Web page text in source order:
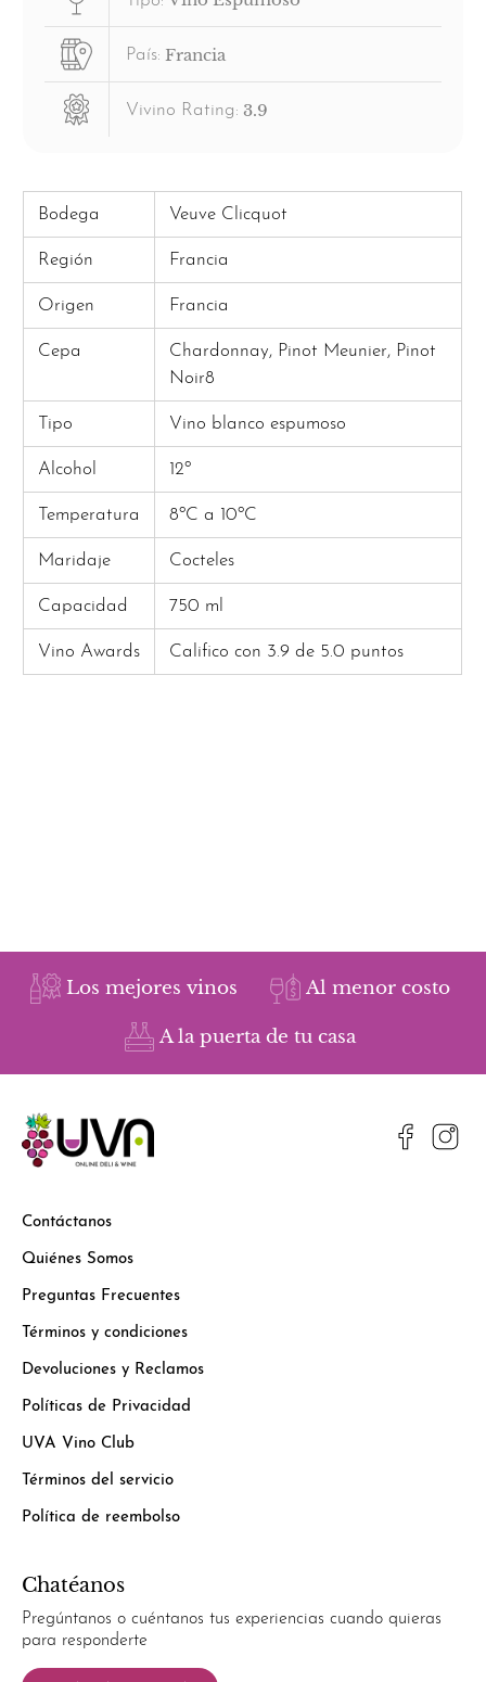
País: Francia
Vivino Rating: 3.9
Bodega Veuve Clicquot
Región Francia
Origen Francia
Cepa
Chardonnay, Pinot Meunier, Pinot
Noir8
Tipo Vino blanco espumoso
Alcohol 12º
Temperatura 8ºC a 10ºC
Maridaje Cocteles
Capacidad 750 ml
Vino Awards Califico con 3.9 de 5.0 puntos
Los mejores vinos Al menor costo
A la puerta de tu casa
Contáctanos
Quiénes Somos
Preguntas Frecuentes
Términos y condiciones
Devoluciones y Reclamos
Políticas de Privacidad
UVA Vino Club
Términos del servicio
Política de reembolso
Chatéanos
Pregúntanos o cuéntanos tus experiencias cuando quieras
para responderte